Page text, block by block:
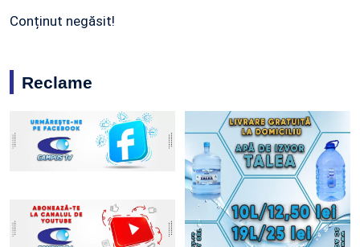
Conținut negăsit!
Reclame